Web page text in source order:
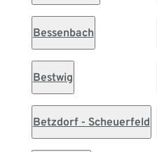
Bessenbach
Bestwig
Betzdorf - Scheuerfeld